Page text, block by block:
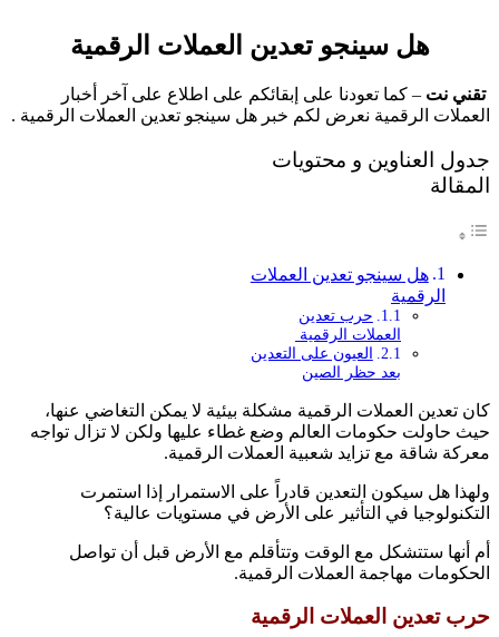
هل سينجو تعدين العملات الرقمية
تقني نت – كما تعودنا على إبقائكم على اطلاع على آخر أخبار
العملات الرقمية نعرض لكم خبر هل سينجو تعدين العملات الرقمية .
جدول العناوين و محتويات
المقالة
هل سينجو تعدين العملات
الرقمية
حرب تعدين
العملات الرقمية
العيون على التعدين
بعد حظر الصين
كان تعدين العملات الرقمية مشكلة بيئية لا يمكن التغاضي عنها،
حيث حاولت حكومات العالم وضع غطاء عليها ولكن لا تزال تواجه
معركة شاقة مع تزايد شعبية العملات الرقمية.
ولهذا هل سيكون التعدين قادراً على الاستمرار إذا استمرت
التكنولوجيا في التأثير على الأرض في مستويات عالية؟
أم أنها ستتشكل مع الوقت وتتأقلم مع الأرض قبل أن تواصل
الحكومات مهاجمة العملات الرقمية.
حرب تعدين العملات الرقمية